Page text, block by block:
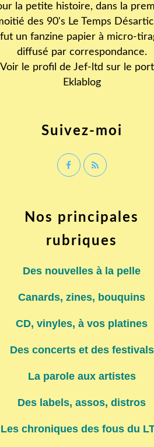
la petite histoire, dans la
des 90's Le Temps
fut un fanzine papier à micro-
diffusé par correspondance.
Voir le profil de Jef-ltd sur le
Eklablog
Suivez-moi
Nos principales
rubriques
Des nouvelles à la pelle
Canards, zines, bouquins
CD, vinyles, à vos platines
Des concerts et des festivals
La parole aux artistes
Des labels, assos, distros
Les chroniques des fous du